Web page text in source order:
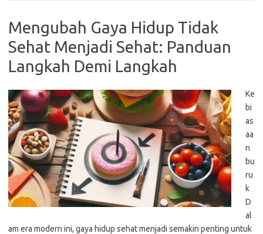
Mengubah Gaya Hidup Tidak
Sehat Menjadi Sehat: Panduan
Langkah Demi Langkah
Ke
bi
as
aa
n
bu
ru
k
D
al
am era modern ini, gaya hidup sehat menjadi semakin penting untuk